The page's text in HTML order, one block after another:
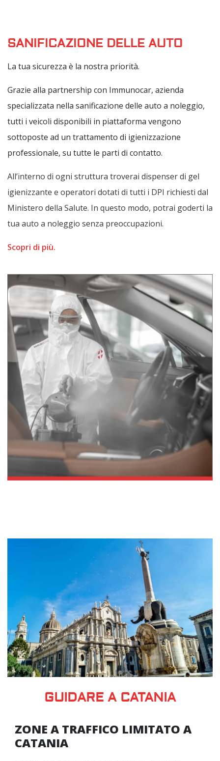
SANIFICAZIONE DELLE AUTO
La tua sicurezza è la nostra priorità.
Grazie alla partnership con Immunocar, azienda
specializzata nella sanificazione delle auto a noleggio,
tutti i veicoli disponibili in piattaforma vengono
sottoposte ad un trattamento di igienizzazione
professionale, su tutte le parti di contatto.
All’interno di ogni struttura troverai dispenser di gel
igienizzante e operatori dotati di tutti i DPI richiesti dal
Ministero della Salute. In questo modo, potrai goderti la
tua auto a noleggio senza preoccupazioni.
Scopri di più.
GUIDARE A CATANIA
ZONE A TRAFFICO LIMITATO A
CATANIA